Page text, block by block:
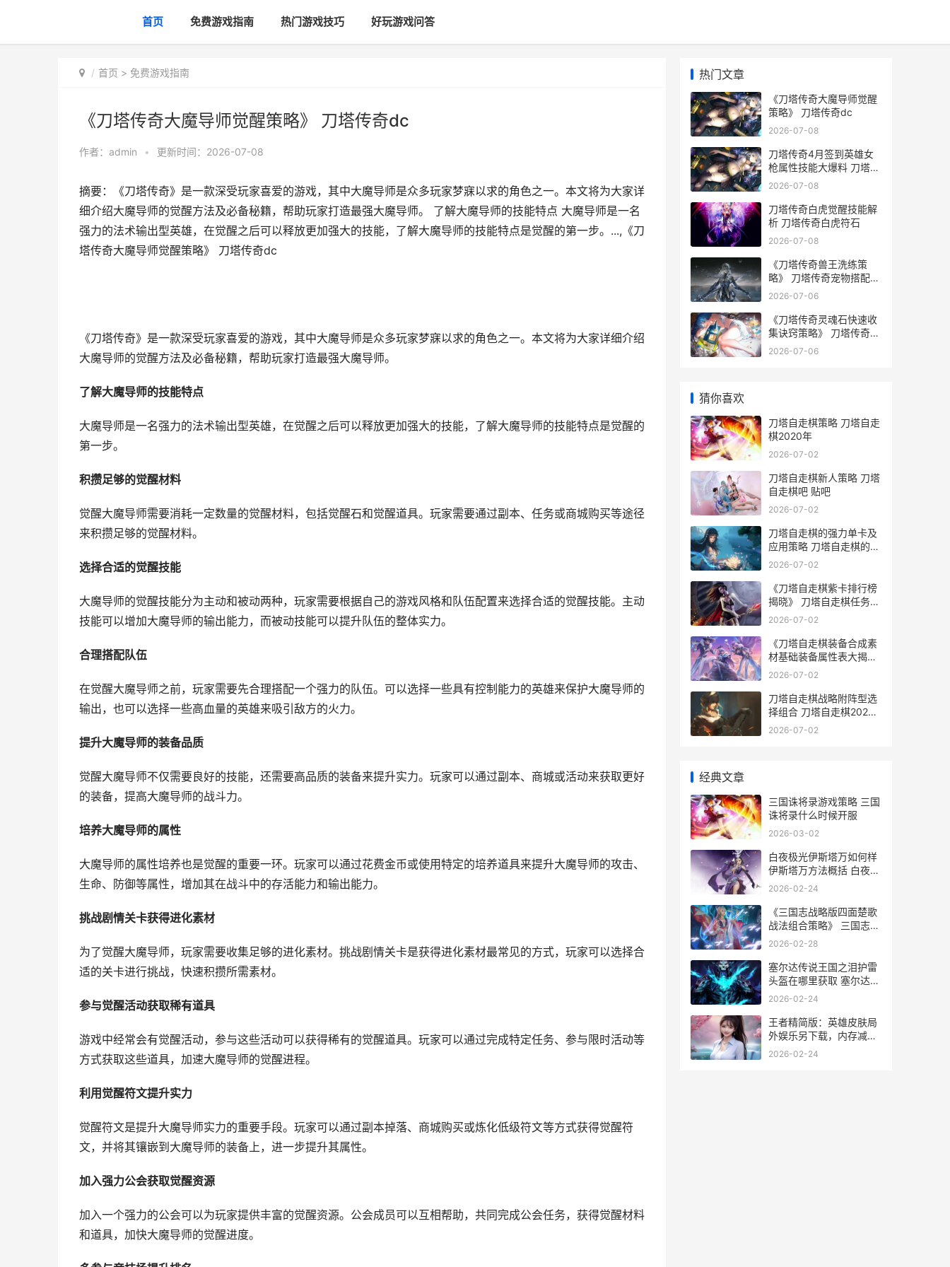
首页 免费游戏指南 热门游戏技巧 好玩游戏问答
首页 > 免费游戏指南
《刀塔传奇大魔导师觉醒策略》 刀塔传奇dc
作者： admin • 更新时间：2026-07-08
摘要：《刀塔传奇》是一款深受玩家喜爱的游戏，其中大魔导师是众多玩家梦寐以求的角色之一。本文将为大家详
细介绍大魔导师的觉醒方法及必备秘籍，帮助玩家打造最强大魔导师。 了解大魔导师的技能特点 大魔导师是一名
强力的法术输出型英雄，在觉醒之后可以释放更加强大的技能，了解大魔导师的技能特点是觉醒的第一步。...,《刀
塔传奇大魔导师觉醒策略》 刀塔传奇dc
《刀塔传奇》是一款深受玩家喜爱的游戏，其中大魔导师是众多玩家梦寐以求的角色之一。本文将为大家详细介绍
大魔导师的觉醒方法及必备秘籍，帮助玩家打造最强大魔导师。
了解大魔导师的技能特点
大魔导师是一名强力的法术输出型英雄，在觉醒之后可以释放更加强大的技能，了解大魔导师的技能特点是觉醒的
第一步。
积攒足够的觉醒材料
觉醒大魔导师需要消耗一定数量的觉醒材料，包括觉醒石和觉醒道具。玩家需要通过副本、任务或商城购买等途径
来积攒足够的觉醒材料。
选择合适的觉醒技能
大魔导师的觉醒技能分为主动和被动两种，玩家需要根据自己的游戏风格和队伍配置来选择合适的觉醒技能。主动
技能可以增加大魔导师的输出能力，而被动技能可以提升队伍的整体实力。
合理搭配队伍
在觉醒大魔导师之前，玩家需要先合理搭配一个强力的队伍。可以选择一些具有控制能力的英雄来保护大魔导师的
输出，也可以选择一些高血量的英雄来吸引敌方的火力。
提升大魔导师的装备品质
觉醒大魔导师不仅需要良好的技能，还需要高品质的装备来提升实力。玩家可以通过副本、商城或活动来获取更好
的装备，提高大魔导师的战斗力。
培养大魔导师的属性
大魔导师的属性培养也是觉醒的重要一环。玩家可以通过花费金币或使用特定的培养道具来提升大魔导师的攻击、
生命、防御等属性，增加其在战斗中的存活能力和输出能力。
挑战剧情关卡获得进化素材
为了觉醒大魔导师，玩家需要收集足够的进化素材。挑战剧情关卡是获得进化素材最常见的方式，玩家可以选择合
适的关卡进行挑战，快速积攒所需素材。
参与觉醒活动获取稀有道具
游戏中经常会有觉醒活动，参与这些活动可以获得稀有的觉醒道具。玩家可以通过完成特定任务、参与限时活动等
方式获取这些道具，加速大魔导师的觉醒进程。
利用觉醒符文提升实力
觉醒符文是提升大魔导师实力的重要手段。玩家可以通过副本掉落、商城购买或炼化低级符文等方式获得觉醒符
文，并将其镶嵌到大魔导师的装备上，进一步提升其属性。
加入强力公会获取觉醒资源
加入一个强力的公会可以为玩家提供丰富的觉醒资源。公会成员可以互相帮助，共同完成公会任务，获得觉醒材料
和道具，加快大魔导师的觉醒进度。
热门文章
《刀塔传奇大魔导师觉醒
策略》 刀塔传奇dc
2026-07-08
刀塔传奇4月签到英雄女
枪属性技能大爆料 刀塔传
奇组合搭配大全
2026-07-08
刀塔传奇白虎觉醒技能解
析 刀塔传奇白虎符石
2026-07-08
《刀塔传奇兽王洗练策
略》 刀塔传奇宠物搭配排
行
2026-07-06
《刀塔传奇灵魂石快速收
集诀窍策略》 刀塔传奇最
新魂匣
2026-07-06
猜你喜欢
刀塔自走棋策略 刀塔自走
棋2020年
2026-07-02
刀塔自走棋新人策略 刀塔
自走棋吧 贴吧
2026-07-02
刀塔自走棋的强力单卡及
应用策略 刀塔自走棋的强
度怎么样
2026-07-02
《刀塔自走棋紫卡排行榜
揭晓》 刀塔自走棋任务攻
略
2026-07-02
《刀塔自走棋装备合成素
材基础装备属性表大揭
晓》 刀塔自走棋新装备
2026-07-02
刀塔自走棋战略附阵型选
择组合 刀塔自走棋2020
主流阵容
2026-07-02
经典文章
三国诛将录游戏策略 三国
诛将录什么时候开服
2026-03-02
白夜极光伊斯塔万如何样
伊斯塔万方法概括 白夜极
光ss star
2026-02-24
《三国志战略版四面楚歌
战法组合策略》 三国志战
略版灵犀官方版本
2026-02-28
塞尔达传说王国之泪护雷
头盔在哪里获取 塞尔达传
说王国之泪
2026-02-24
王者精简版：英雄皮肤局
外娱乐另下载，内存减半
王者荣耀精简版最新下载
2026-02-24